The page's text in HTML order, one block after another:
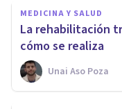
MEDICINA Y SALUD
La rehabilitación
cómo se realiza
Unai Aso Poza